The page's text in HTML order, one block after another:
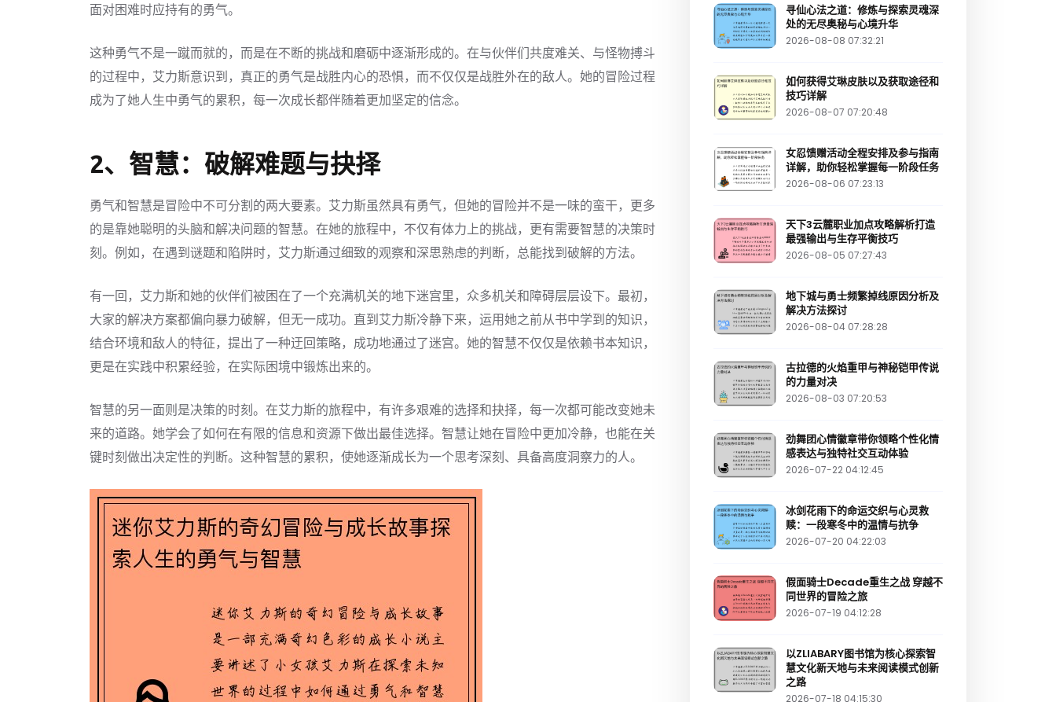
面对困难时应持有的勇气。
这种勇气不是一蹴而就的，而是在不断的挑战和磨砺中逐渐形成的。在与伙伴们共度难关、与怪物搏斗
的过程中，艾力斯意识到，真正的勇气是战胜内心的恐惧，而不仅仅是战胜外在的敌人。她的冒险过程
成为了她人生中勇气的累积，每一次成长都伴随着更加坚定的信念。
2、智慧：破解难题与抉择
勇气和智慧是冒险中不可分割的两大要素。艾力斯虽然具有勇气，但她的冒险并不是一味的蛮干，更多
的是靠她聪明的头脑和解决问题的智慧。在她的旅程中，不仅有体力上的挑战，更有需要智慧的决策时
刻。例如，在遇到谜题和陷阱时，艾力斯通过细致的观察和深思熟虑的判断，总能找到破解的方法。
有一回，艾力斯和她的伙伴们被困在了一个充满机关的地下迷宫里，众多机关和障碍层层设下。最初，
大家的解决方案都偏向暴力破解，但无一成功。直到艾力斯冷静下来，运用她之前从书中学到的知识，
结合环境和敌人的特征，提出了一种迂回策略，成功地通过了迷宫。她的智慧不仅仅是依赖书本知识，
更是在实践中积累经验，在实际困境中锻炼出来的。
智慧的另一面则是决策的时刻。在艾力斯的旅程中，有许多艰难的选择和抉择，每一次都可能改变她未
来的道路。她学会了如何在有限的信息和资源下做出最佳选择。智慧让她在冒险中更加冷静，也能在关
键时刻做出决定性的判断。这种智慧的累积，使她逐渐成长为一个思考深刻、具备高度洞察力的人。
寻仙心法之道：修炼与探索灵魂深
处的无尽奥秘与心境升华
2026-08-08 07:32:21
如何获得艾琳皮肤以及获取途径和
技巧详解
2026-08-07 07:20:48
女忍馈赠活动全程安排及参与指南
详解，助你轻松掌握每一阶段任务
2026-08-06 07:23:13
天下3云麓职业加点攻略解析打造
最强输出与生存平衡技巧
2026-08-05 07:27:43
地下城与勇士频繁掉线原因分析及
解决方法探讨
2026-08-04 07:28:28
古拉德的火焰重甲与神秘铠甲传说
的力量对决
2026-08-03 07:20:53
劲舞团心情徽章带你领略个性化情
感表达与独特社交互动体验
2026-07-22 04:12:45
冰剑花雨下的命运交织与心灵救
赎：一段寒冬中的温情与抗争
2026-07-20 04:22:03
假面骑士Decade重生之战 穿越不
同世界的冒险之旅
2026-07-19 04:12:28
以ZLIABARY图书馆为核心探索智
慧文化新天地与未来阅读模式创新
之路
2026-07-18 04:15:30